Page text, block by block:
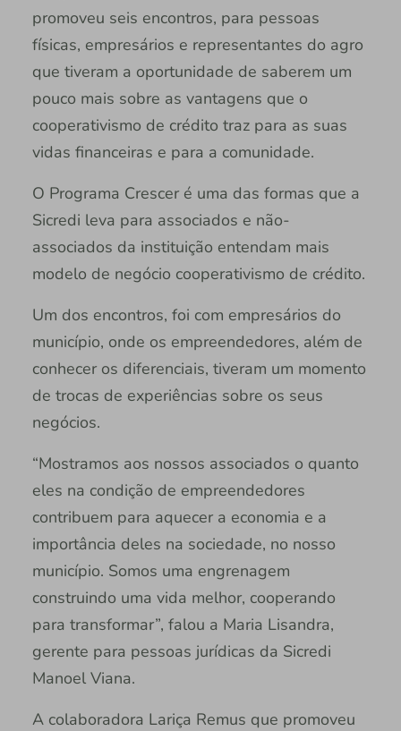
promoveu seis encontros, para pessoas
físicas, empresários e representantes do agro
que tiveram a oportunidade de saberem um
pouco mais sobre as vantagens que o
cooperativismo de crédito traz para as suas
vidas financeiras e para a comunidade.
O Programa Crescer é uma das formas que a
Sicredi leva para associados e não-
associados da instituição entendam mais
modelo de negócio cooperativismo de crédito.
Um dos encontros, foi com empresários do
município, onde os empreendedores, além de
conhecer os diferenciais, tiveram um momento
de trocas de experiências sobre os seus
negócios.
“Mostramos aos nossos associados o quanto
eles na condição de empreendedores
contribuem para aquecer a economia e a
importância deles na sociedade, no nosso
município. Somos uma engrenagem
construindo uma vida melhor, cooperando
para transformar”, falou a Maria Lisandra,
gerente para pessoas jurídicas da Sicredi
Manoel Viana.
A colaboradora Lariça Remus que promoveu